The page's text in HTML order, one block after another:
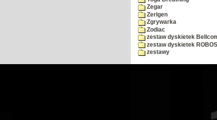
Zegar
Zerlgen
Zgrywarka
Zodiac
zestaw dyskietek
zestaw dyskietek
zestawy